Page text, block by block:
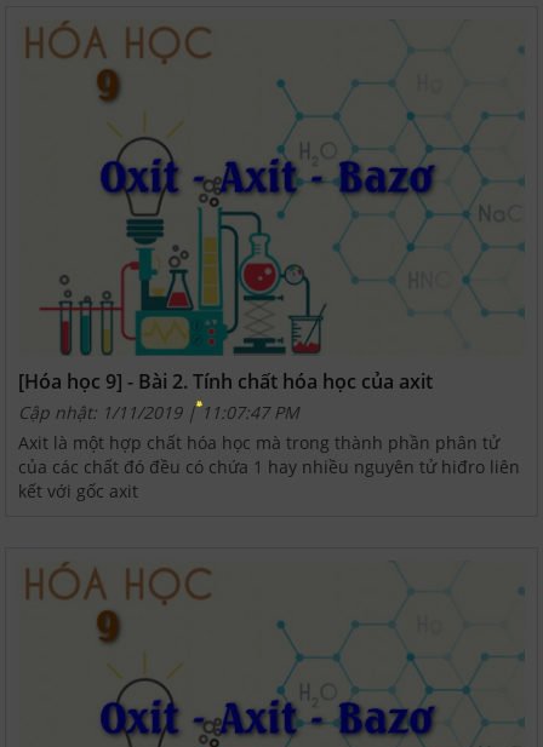
[Hóa học 9] - Bài 2. Tính chất hóa học của axit
Cập nhật: 1/11/2019 | 11:07:47 PM
Axit là một hợp chất hóa học mà trong thành phần phân tử
của các chất đó đều có chứa 1 hay nhiều nguyên tử hiđro liên
kết với gốc axit